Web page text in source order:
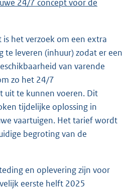
24/7 concept voor de
is het verzoek om een extra
te leveren (inhuur) zodat er een
van varende
zo het 24/7
uit te kunnen voeren. Dit
tijdelijke oplossing in
vaartuigen. Het tarief wordt
begroting van de
en oplevering zijn voor
eerste helft 2025